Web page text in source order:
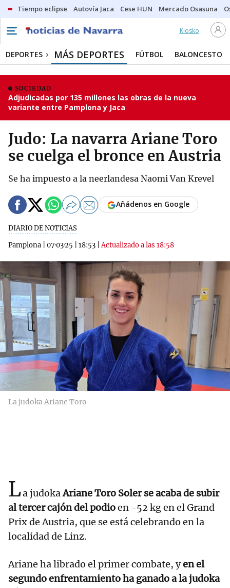
Tiempo eclipse Autovía Jaca Cese HUN Mercado Osasuna
Kiosko
DEPORTES MÁS DEPORTES FÚTBOL BALONCESTO
SOCIEDAD
Adjudicadas por 135 millones las obras de la nueva
variante entre Pamplona y Jaca
Judo: La navarra Ariane Toro
se cuelga el bronce en Austria
Se ha impuesto a la neerlandesa Naomi Van Krevel
DIARIO DE NOTICIAS
Pamplona
07·03·25 18:53 |Actualizado a las 18:58
Añádenos en Google
La judoka Ariane Toro
La judokaAriane Toro Soler se acaba de subir
al tercer cajón del podioen -52 kg en el Grand
Prix de Austria, que se está celebrando en la
localidad de Linz.
Ariane ha librado el primer combate, yen el
segundo enfrentamiento ha ganado a la judoka